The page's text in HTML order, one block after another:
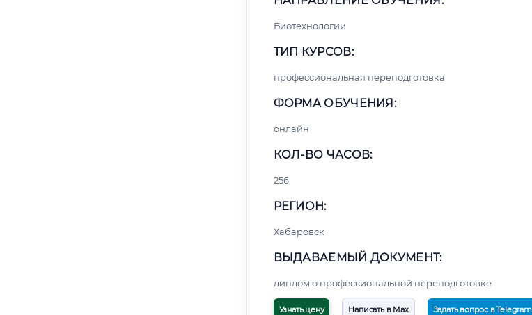
Биотехнологии
ТИП КУРСОВ:
профессиональная переподготовка
ФОРМА ОБУЧЕНИЯ:
онлайн
КОЛ-ВО ЧАСОВ:
256
РЕГИОН:
Хабаровск
ВЫДАВАЕМЫЙ ДОКУМЕНТ:
диплом о профессиональной переподготовке
Узнать цену Написать в Max Задать вопрос в Telegram